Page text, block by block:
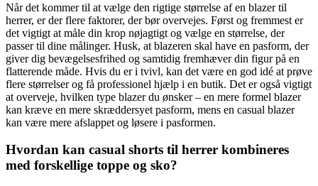
Når det kommer til at vælge den rigtige størrelse af en blazer til
herrer, er der flere faktorer, der bør overvejes. Først og fremmest er
det vigtigt at måle din krop nøjagtigt og vælge en størrelse, der
passer til dine målinger. Husk, at blazeren skal have en pasform, der
giver dig bevægelsesfrihed og samtidig fremhæver din figur på en
flatterende måde. Hvis du er i tvivl, kan det være en god idé at prøve
flere størrelser og få professionel hjælp i en butik. Det er også vigtigt
at overveje, hvilken type blazer du ønsker – en mere formel blazer
kan kræve en mere skræddersyet pasform, mens en casual blazer
kan være mere afslappet og løsere i pasformen.
Hvordan kan casual shorts til herrer kombineres
med forskellige toppe og sko?